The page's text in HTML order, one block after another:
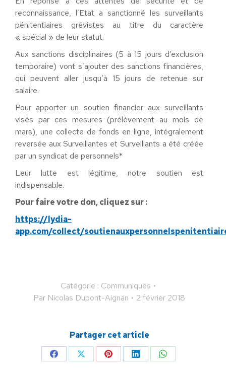
reconnaissance, l’Etat a sanctionné les surveillants
pénitentiaires grévistes au titre du caractère
« spécial » de leur statut.
Aux sanctions disciplinaires (5 à 15 jours d’exclusion
temporaire) vont s’ajouter des sanctions financières,
qui peuvent aller jusqu’à 15 jours de retenue sur
salaire.
Pour apporter un soutien financier aux surveillants
visés par ces mesures (prélèvement au mois de
mars), une collecte de fonds en ligne, intégralement
reversée aux Surveillantes et Surveillants a été créée
par un syndicat de personnels*
Leur lutte est légitime, notre soutien est
indispensable.
Pour faire votre don, cliquez sur :
https://lydia-
app.com/collect/
Catégorie : Communiqués
Par Nicolas Dupont-Aignan 2 février 2018
Partager cet article
PartagerPartagerPartagerPartagerPartager